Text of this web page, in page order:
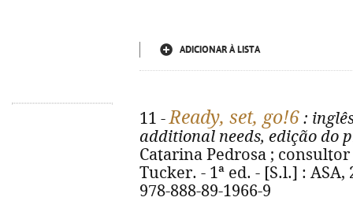
ADICIONAR À LISTA
11 -Ready, set, go!6 :
additional needs, edição do
Catarina Pedrosa ;
Tucker. - 1ª ed. - [S.l.] : ASA,
978-888-89-1966-9